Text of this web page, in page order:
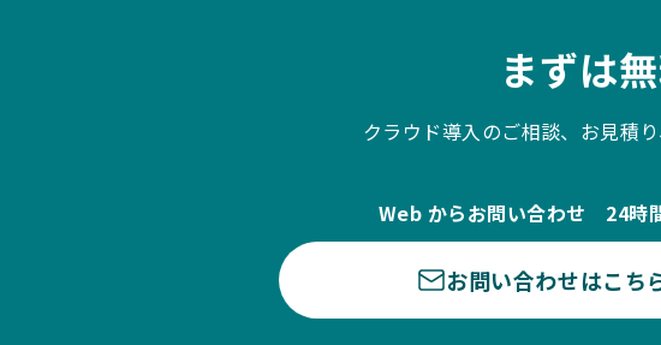
まずは
クラウド導入のご相談、お見積
Web からお問い合わせ 24時
お問い合わせはこち